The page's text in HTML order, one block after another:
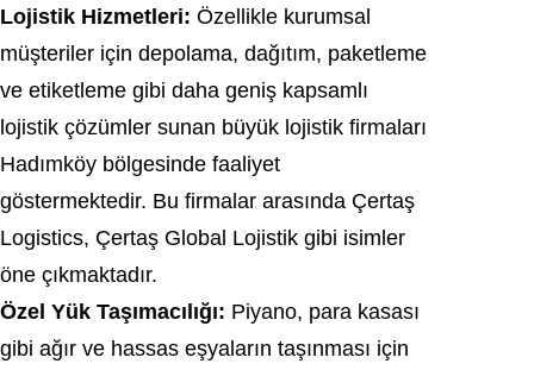
Lojistik Hizmetleri: Özellikle kurumsal
müşteriler için depolama, dağıtım, paketleme
ve etiketleme gibi daha geniş kapsamlı
lojistik çözümler sunan büyük lojistik firmaları
Hadımköy bölgesinde faaliyet
göstermektedir. Bu firmalar arasında Çertaş
Logistics, Çertaş Global Lojistik gibi isimler
öne çıkmaktadır.
Özel Yük Taşımacılığı: Piyano, para kasası
gibi ağır ve hassas eşyaların taşınması için